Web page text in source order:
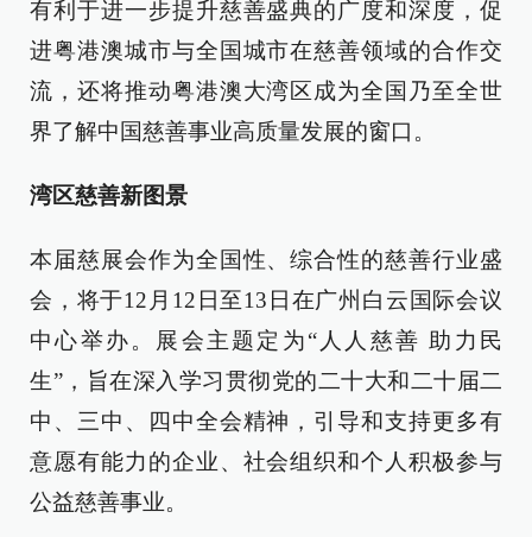
有利于进一步提升慈善盛典的广度和深度，促
进粤港澳城市与全国城市在慈善领域的合作交
流，还将推动粤港澳大湾区成为全国乃至全世
界了解中国慈善事业高质量发展的窗口。
湾区慈善新图景
本届慈展会作为全国性、综合性的慈善行业盛
会，将于12月12日至13日在广州白云国际会议
中心举办。展会主题定为“人人慈善 助力民
生”，旨在深入学习贯彻党的二十大和二十届二
中、三中、四中全会精神，引导和支持更多有
意愿有能力的企业、社会组织和个人积极参与
公益慈善事业。